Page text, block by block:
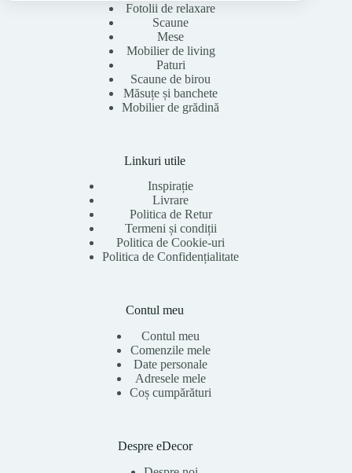
Fotolii de relaxare
Scaune
Mese
Mobilier de living
Paturi
Scaune de birou
Măsuțe și banchete
Mobilier de grădină
Linkuri utile
Inspirație
Livrare
Politica de Retur
Termeni și condiții
Politica de Cookie-uri
Politica de Confidențialitate
Contul meu
Contul meu
Comenzile mele
Date personale
Adresele mele
Coș cumpărături
Despre eDecor